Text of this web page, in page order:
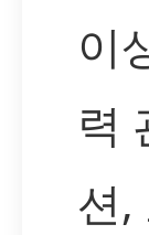
이
력
션,